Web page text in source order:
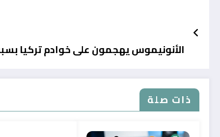
الأنونيموس يهجمون على خوادم تركيا
ذات صلة